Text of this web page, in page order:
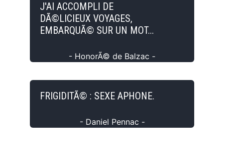
J'AI ACCOMPLI DE
DÃ©LICIEUX VOYAGES,
EMBARQUÃ© SUR UN MOT...
- HonorÃ© de Balzac -
FRIGIDITÃ© : SEXE APHONE.
- Daniel Pennac -